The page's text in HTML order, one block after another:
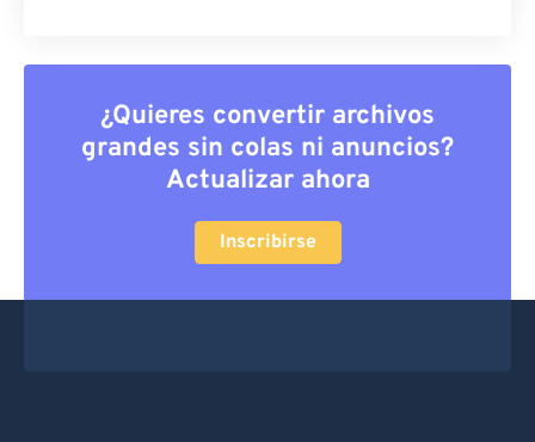
¿Quieres convertir archivos
grandes sin colas ni anuncios?
Actualizar ahora
Inscribirse